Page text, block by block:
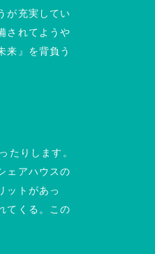
が充実してい
されてようや
来』を背負う
たりします。
ェアハウスの
ットがあっ
てくる。この